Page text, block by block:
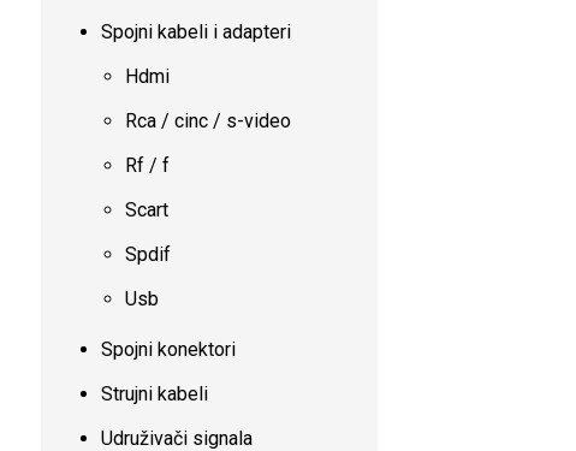
Spojni kabeli i adapteri
Hdmi
Rca / cinc / s-video
Rf / f
Scart
Spdif
Usb
Spojni konektori
Strujni kabeli
Udruživači signala